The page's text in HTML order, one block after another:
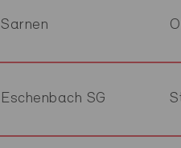
Sarnen
Eschenbach SG